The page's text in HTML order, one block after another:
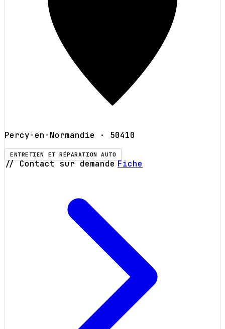
Percy-en-Normandie · 50410
ENTRETIEN ET RÉPARATION AUTO
// Contact sur demande Fiche